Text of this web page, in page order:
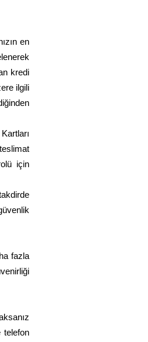
en
kredi
ilgili
için
fazla
telefon